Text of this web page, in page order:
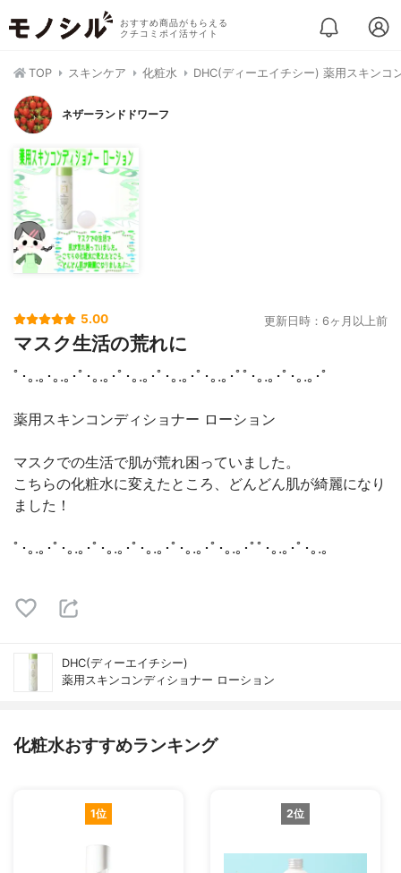
おすすめ商品がもらえる
クチコミポイ活サイト
TOP スキンケア 化粧水 DHC(ディーエイチシー) 薬用スキンコ
ネザーランドドワーフ
5.00 更新日時：6ヶ月以上前
マスク生活の荒れに
ﾟ･｡.｡･｡.｡･ﾟ･｡.｡･ﾟ･｡.｡･ﾟ･｡.｡･ﾟ･｡.｡･ﾟﾟ･｡.｡･ﾟ･｡.｡･ﾟ
薬用スキンコンディショナー ローション
マスクでの生活で肌が荒れ困っていました。
こちらの化粧水に変えたところ、どんどん肌が綺麗になり
ました！
ﾟ･｡.｡･ﾟ･｡.｡･ﾟ･｡.｡･ﾟ･｡.｡･ﾟ･｡.｡･ﾟ･｡.｡･ﾟﾟ･｡.｡･ﾟ･｡.｡
DHC(ディーエイチシー)
薬用スキンコンディショナー ローション
化粧水おすすめランキング
1位 2位